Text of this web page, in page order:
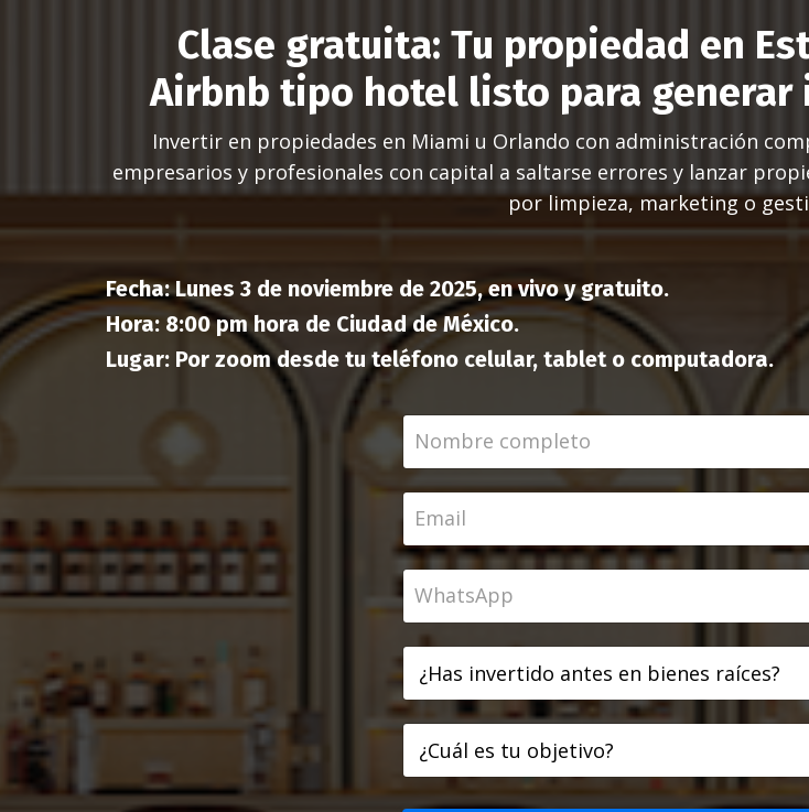
Clase gratuita: Tu propiedad en
Airbnb tipo hotel listo para generar
Invertir en propiedades en Miami u Orlando con administración
empresarios y profesionales con capital a saltarse errores y lanzar
por limpieza, marketing o
Fecha: Lunes 3 de noviembre de 2025, en vivo y gratuito.
Hora: 8:00 pm hora de Ciudad de México.
Lugar: Por zoom desde tu teléfono celular, tablet o computadora.